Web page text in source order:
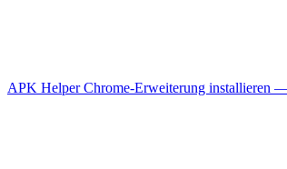
APK Helper Chrome-Erweiterung installieren